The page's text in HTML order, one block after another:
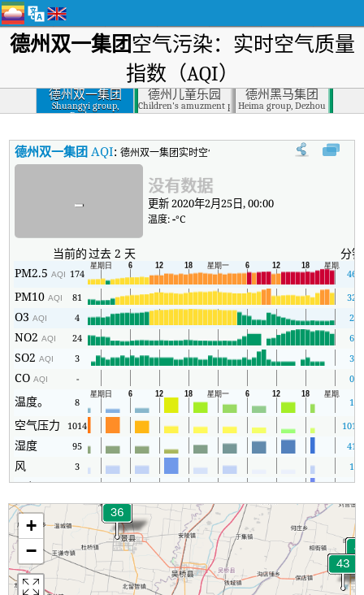
德州双一集团空气污染：实时空气质量
指数（AQI）
德州双一集团
Shuangyi group,
Dezhou
德州儿童乐园
Children's amuzment park, Dezhou
德州黑马集团
Heima group, Dezhou
德州双一集团 AQI:德州双一集团实时空气质量指数（AQI）。
- 没有数据
更新 2020年2月25日, 00:00
温度:-°C
当前的过去 2 天
分钟
PM2.5AQI 174 46
PM10AQI 81 32
O3AQI 4 2
NO2AQI 24 6
SO2AQI 3 3
COAQI - 0
温度。 8 1
空气压力 1014 1013
湿度 95 41
风 3 1
Rain 1 0
+
−